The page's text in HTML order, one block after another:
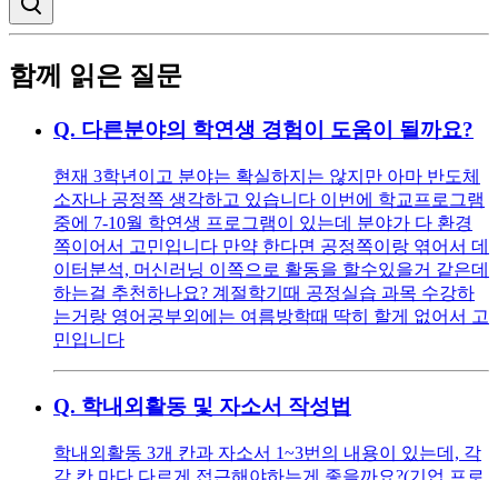
함께 읽은 질문
Q. 다른분야의 학연생 경험이 도움이 될까요?
현재 3학년이고 분야는 확실하지는 않지만 아마 반도체
소자나 공정쪽 생각하고 있습니다 이번에 학교프로그램
중에 7-10월 학연생 프로그램이 있는데 분야가 다 환경
쪽이어서 고민입니다 만약 한다면 공정쪽이랑 엮어서 데
이터분석, 머신러닝 이쪽으로 활동을 할수있을거 같은데
하는걸 추천하나요? 계절학기때 공정실습 과목 수강하
는거랑 영어공부외에는 여름방학때 딱히 할게 없어서 고
민입니다
Q. 학내외활동 및 자소서 작성법
학내외활동 3개 칸과 자소서 1~3번의 내용이 있는데, 각
각 칸 마다 다르게 접근해야하는게 좋을까요?(기업 프로